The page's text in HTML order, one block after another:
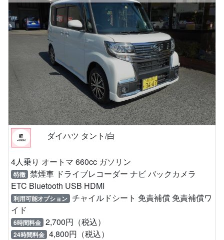
ダイハツ タント/白
4人乗り オートマ 660cc ガソリン
特徴 禁煙車 ドライブレコーダー ナビ バックカメラ
ETC Bluetooth USB HDMI
利用可能オプション チャイルドシート 免責補償 免責補償ワ
イド
6時間料金 2,700円（税込）
24時間料金 4,800円（税込）